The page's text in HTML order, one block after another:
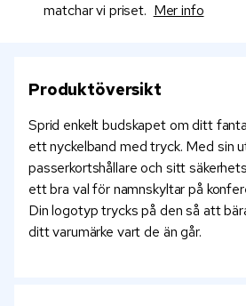
matchar vi priset. Mer info
Produktöversikt
Sprid enkelt budskapet om ditt
ett nyckelband med tryck. Med sin
passerkortshållare och sitt
ett bra val för namnskyltar på
Din logotyp trycks på den så att
ditt varumärke vart de än går.